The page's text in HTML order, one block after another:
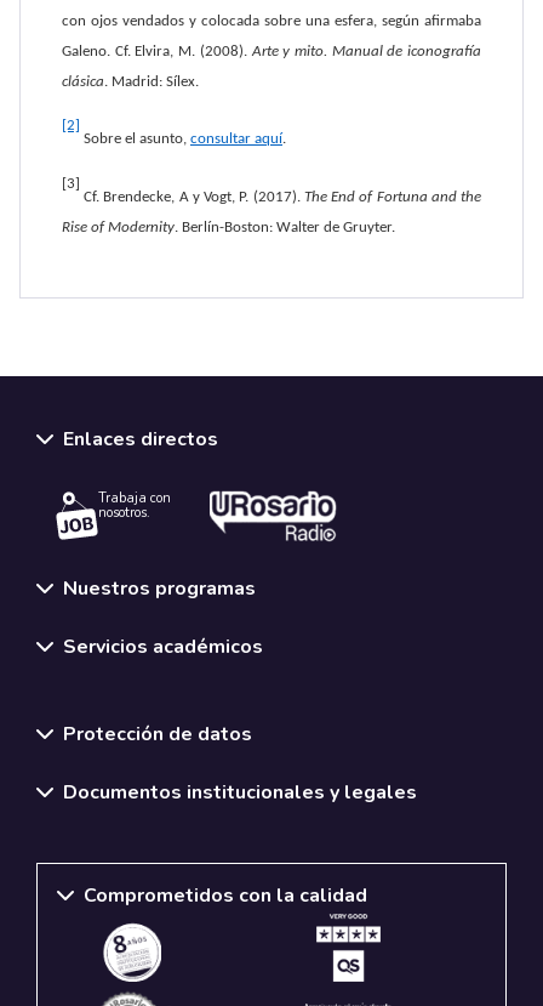
con ojos vendados y colocada sobre una esfera, según afirmaba
Galeno. Cf. Elvira, M. (2008).Arte y mito. Manual de iconografía
clásica. Madrid: Sílex.
[2]
Sobre el asunto, consultar aquí.
[3]
Cf. Brendecke, A y Vogt, P. (2017). The End of Fortuna and the
Rise of Modernity. Berlín-Boston: Walter de Gruyter.
Enlaces directos
Trabaja con
nosotros.
Nuestros programas
Servicios académicos
Protección de datos
Documentos institucionales y legales
Comprometidos con la calidad